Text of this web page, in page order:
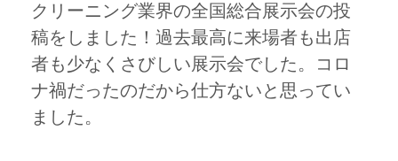
クリーニング業界の全国総合展示会の投
稿をしました！過去最高に来場者も出店
者も少なくさびしい展示会でした。コロ
ナ禍だったのだから仕方ないと思ってい
ました。